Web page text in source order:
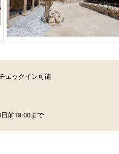
ェックイン可能
前19:00まで